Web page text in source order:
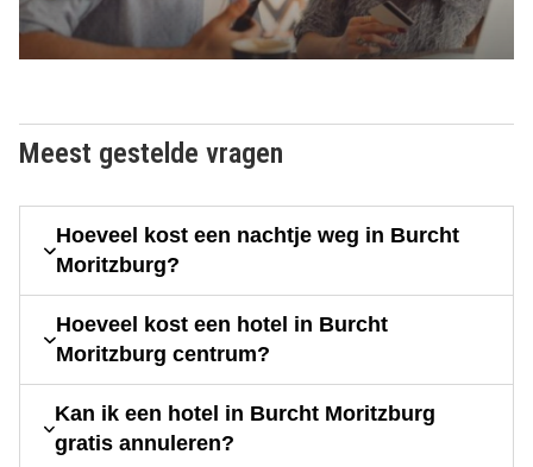
Meest gestelde vragen
Hoeveel kost een nachtje weg in Burcht
Moritzburg?
Hoeveel kost een hotel in Burcht
Moritzburg centrum?
Kan ik een hotel in Burcht Moritzburg
gratis annuleren?